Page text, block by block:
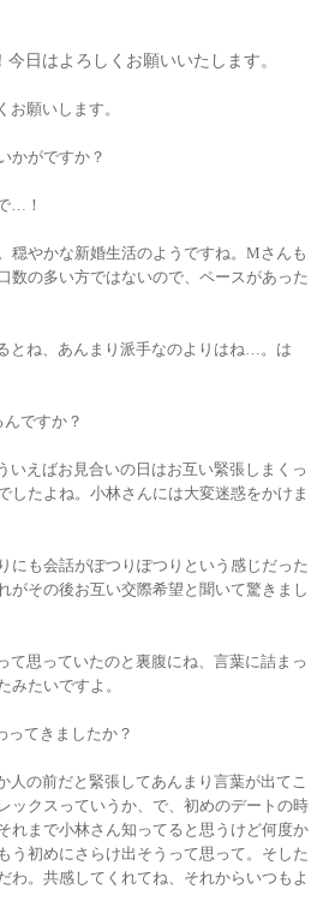
日はよろしくお願いいたします。
願いします。
かがですか？
…！
穏やかな新婚生活のようですね。Mさんも
数の多い方ではないので、ペースがあった
とね、あんまり派手なのよりはね…。は
ですか？
いえばお見合いの日はお互い緊張しまくっ
したよね。小林さんには大変迷惑をかけま
にも会話がぽつりぽつりという感じだった
がその後お互い交際希望と聞いて驚きまし
て思っていたのと裏腹にね、言葉に詰まっ
みたいですよ。
ってきましたか？
人の前だと緊張してあんまり言葉が出てこ
ックスっていうか、で、初めのデートの時
れまで小林さん知ってると思うけど何度か
う初めにさらけ出そうって思って。そした
わ。共感してくれてね、それからいつもよ